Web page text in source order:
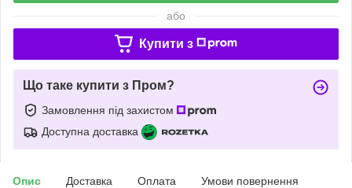
або
Купити з
Що таке купити з Пром?
Замовлення під захистом
Доступна доставка
Опис Доставка Оплата Умови повернення